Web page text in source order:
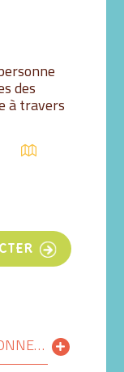
des
à travers
DANS LE CORPS D’UNE PERSONNE ÂGÉE AVEC NOTRE SIMULATEUR DE VIEILLESSE 9H-10H